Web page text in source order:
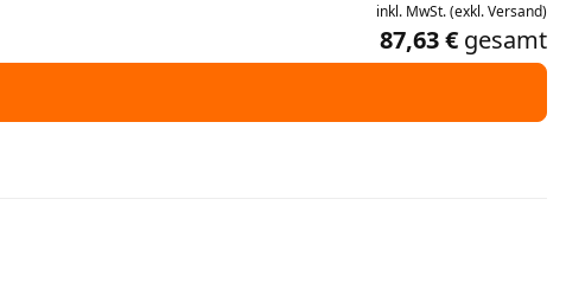
inkl. MwSt.(exkl.Versand)
87,63 € gesamt